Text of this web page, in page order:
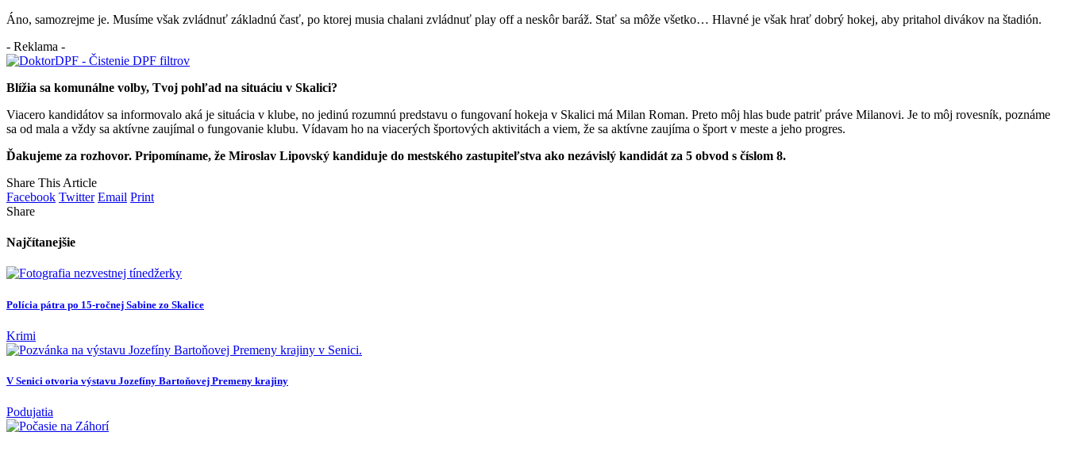
Áno, samozrejme je. Musíme však zvládnuť základnú časť, po ktorej musia chalani zvládnuť play off a neskôr baráž. Stať sa môže všetko… Hlavné je však hrať dobrý hokej, aby pritahol divákov na štadión.
- Reklama -
Blížia sa komunálne volby, Tvoj pohľad na situáciu v Skalici?
Viacero kandidátov sa informovalo aká je situácia v klube, no jedinú rozumnú predstavu o fungovaní hokeja v Skalici má Milan Roman. Preto môj hlas bude patriť práve Milanovi. Je to môj rovesník, poznáme
sa od mala a vždy sa aktívne zaujímal o fungovanie klubu. Vídavam ho na viacerých športových aktivitách a viem, že sa aktívne zaujíma o šport v meste a jeho progres.
Ďakujeme za rozhovor. Pripomíname, že Miroslav Lipovský kandiduje do mestského zastupiteľstva ako nezávislý kandidát za 5 obvod s číslom 8.
Share This Article
Facebook Twitter Email Print
Share
Najčítanejšie
Polícia pátra po 15-ročnej Sabine zo Skalice
Krimi
V Senici otvoria výstavu Jozefíny Bartoňovej Premeny krajiny
Podujatia